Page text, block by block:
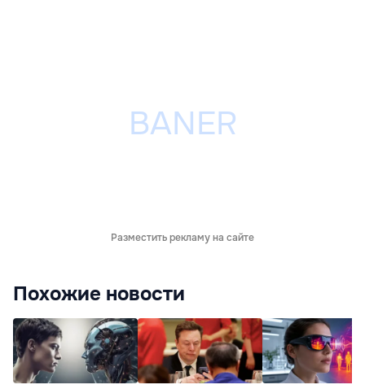
Разместить рекламу на сайте
Похожие новости